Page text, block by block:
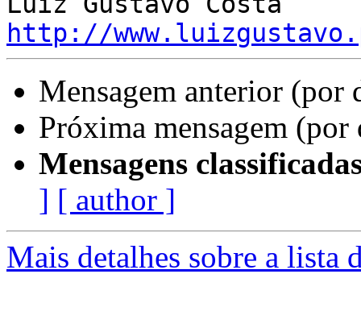
http://
Mensagem anterior (por
Próxima mensagem
Mensagens
] [ author ]
Mais detalhes sobre a lista